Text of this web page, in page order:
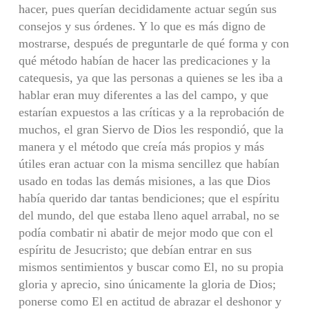
hacer, pues querían decididamente actuar según sus
consejos y sus órdenes. Y lo que es más digno de
mostrarse, después de preguntarle de qué forma y con
qué método habían de hacer las predicaciones y la
catequesis, ya que las personas a quienes se les iba a
hablar eran muy diferentes a las del campo, y que
estarían expuestos a las críticas y a la reprobación de
muchos, el gran Siervo de Dios les respondió, que la
manera y el método que creía más propios y más
útiles eran actuar con la misma sencillez que habían
usado en todas las demás misiones, a las que Dios
había querido dar tantas bendiciones; que el espíritu
del mundo, del que estaba lleno aquel arrabal, no se
podía combatir ni abatir de mejor modo que con el
espíritu de Jesucristo; que debían entrar en sus
mismos sentimientos y buscar como El, no su propia
gloria y aprecio, sino únicamente la gloria de Dios;
ponerse como El en actitud de abrazar el deshonor y